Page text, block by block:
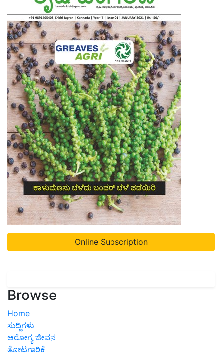
Online Subscription
Browse
Home
ಸುದ್ದಿಗಳು
ಆರೋಗ್ಯ ಜೀವನ
ತೋಟಗಾರಿಕೆ